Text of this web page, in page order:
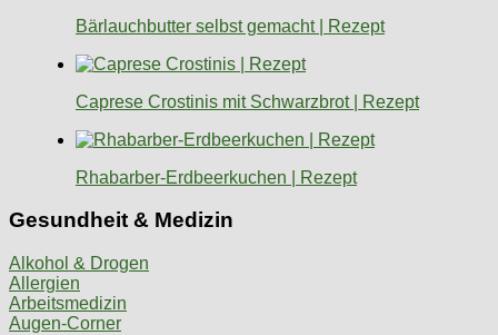
Bärlauchbutter selbst gemacht | Rezept
Caprese Crostinis mit Schwarzbrot | Rezept
Rhabarber-Erdbeerkuchen | Rezept
Gesundheit & Medizin
Alkohol & Drogen
Allergien
Arbeitsmedizin
Augen-Corner